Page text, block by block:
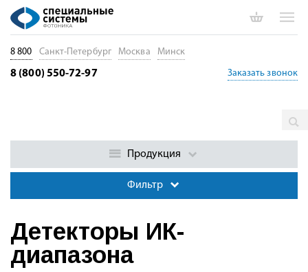
Детекторы ИК-диапазона
Фильтр
Детекторы ИК-
диапазона
8 800 Санкт-Петербург Москва Минск
8 (800) 550-72-97 Заказать звонок
Продукция